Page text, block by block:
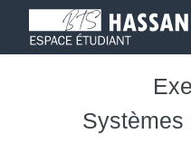
Systèmes